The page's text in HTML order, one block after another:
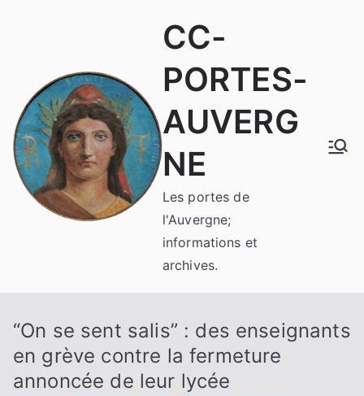
CC-
PORTES-
AUVERG
NE
Les portes de
l'Auvergne;
informations et
archives.
“On se sent salis” : des enseignants
en grève contre la fermeture
annoncée de leur lycée